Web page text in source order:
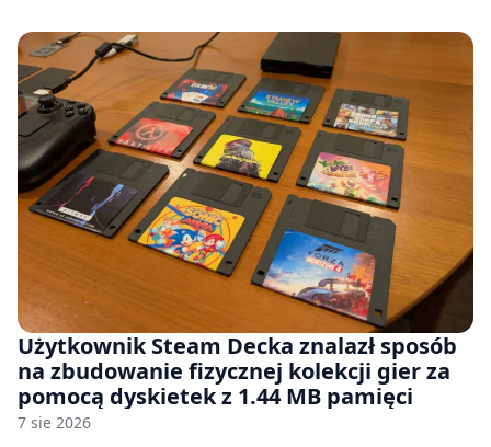
Użytkownik Steam Decka znalazł sposób
na zbudowanie fizycznej kolekcji gier za
pomocą dyskietek z 1.44 MB pamięci
7 sie 2026